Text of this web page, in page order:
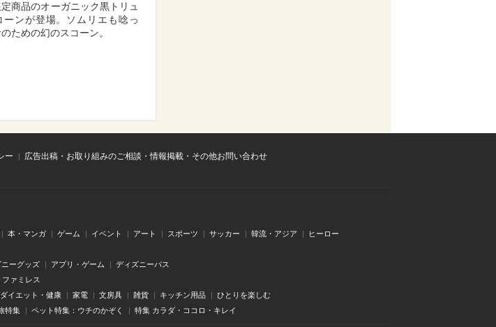
商品のオーガニック黒トリュ
ーンが登場。ソムリエも唸っ
ための幻のスコーン。
ー
広告出稿・お取り組みのご相談・情報掲載・その他お問い合わせ
本・マンガ ゲーム イベント アート スポーツ サッカー 韓流・アジア ヒーロー
ーグッズ アプリ・ゲーム ディズニーパス
ファミレス
ダイエット・健康 家電 文房具 雑貨 キッチン用品 ひとりを楽しむ
特集 ペット特集：ウチのかぞく 特集 カラダ・ココロ・キレイ